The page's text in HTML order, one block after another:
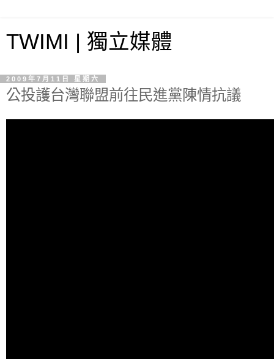
TWIMI | 獨立媒體
2009年7月11日 星期六
公投護台灣聯盟前往民進黨陳情抗議